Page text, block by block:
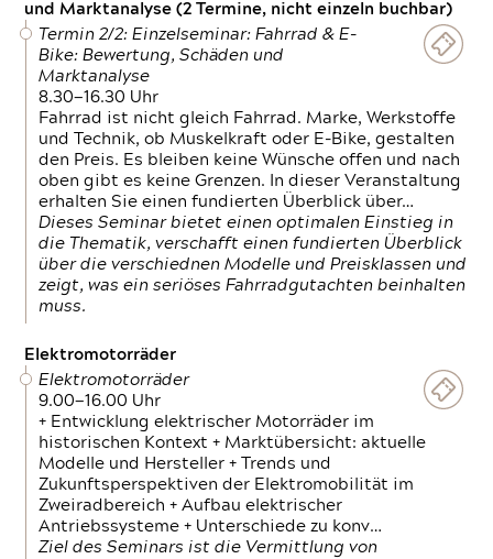
und Marktanalyse (2 Termine, nicht einzeln buchbar)
Termin 2/2: Einzelseminar: Fahrrad & E-
Bike: Bewertung, Schäden und
Marktanalyse
8.30—16.30 Uhr
Fahrrad ist nicht gleich Fahrrad. Marke, Werkstoffe
und Technik, ob Muskelkraft oder E-Bike, gestalten
den Preis. Es bleiben keine Wünsche offen und nach
oben gibt es keine Grenzen. In dieser Veranstaltung
erhalten Sie einen fundierten Überblick über…
Dieses Seminar bietet einen optimalen Einstieg in
die Thematik, verschafft einen fundierten Überblick
über die verschiednen Modelle und Preisklassen und
zeigt, was ein seriöses Fahrradgutachten beinhalten
muss.
Elektromotorräder
Elektromotorräder
9.00—16.00 Uhr
+ Entwicklung elektrischer Motorräder im
historischen Kontext + Marktübersicht: aktuelle
Modelle und Hersteller + Trends und
Zukunftsperspektiven der Elektromobilität im
Zweiradbereich + Aufbau elektrischer
Antriebssysteme + Unterschiede zu konv…
Ziel des Seminars ist die Vermittlung von